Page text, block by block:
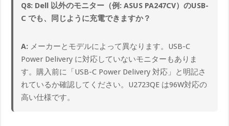
Q8: Dell 以外のモニター（例: ASUS PA247CV）のUSB-
C でも、同じように充電できますか？
A: メーカーとモデルによって異なります。USB-C
Power Delivery に対応していないモニターもありま
す。購入前に「USB-C Power Delivery 対応」と明記さ
れているか確認してください。U2723QE は96W対応の
高い仕様です。